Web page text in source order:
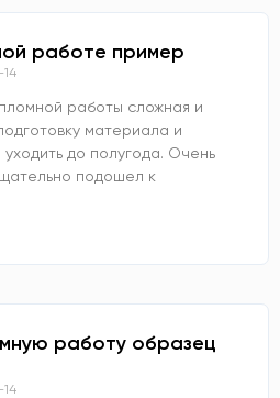
работе пример
работы сложная и
материала и
до полугода. Очень
подошел к
работу образец